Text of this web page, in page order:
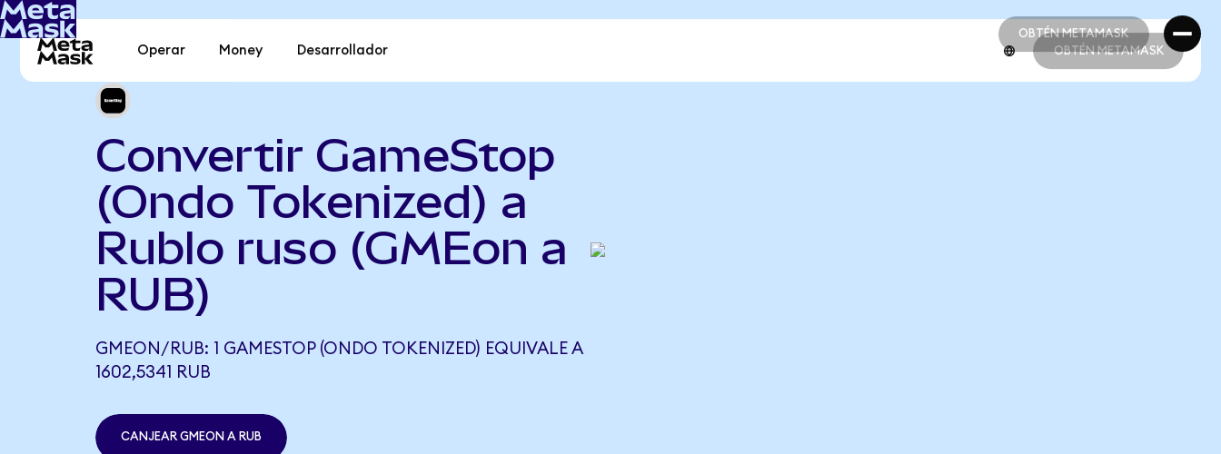
OBTÉN METAMASK
OBTÉN METAMASK
Operar Money Desarrollador OBTÉN METAMASK
Convertir GameStop
(Ondo Tokenized) a
Rublo ruso (GMEon a
RUB)
GMEON/RUB: 1 GAMESTOP (ONDO TOKENIZED) EQUIVALE A
1602,5341 RUB
CANJEAR GMEON A RUB